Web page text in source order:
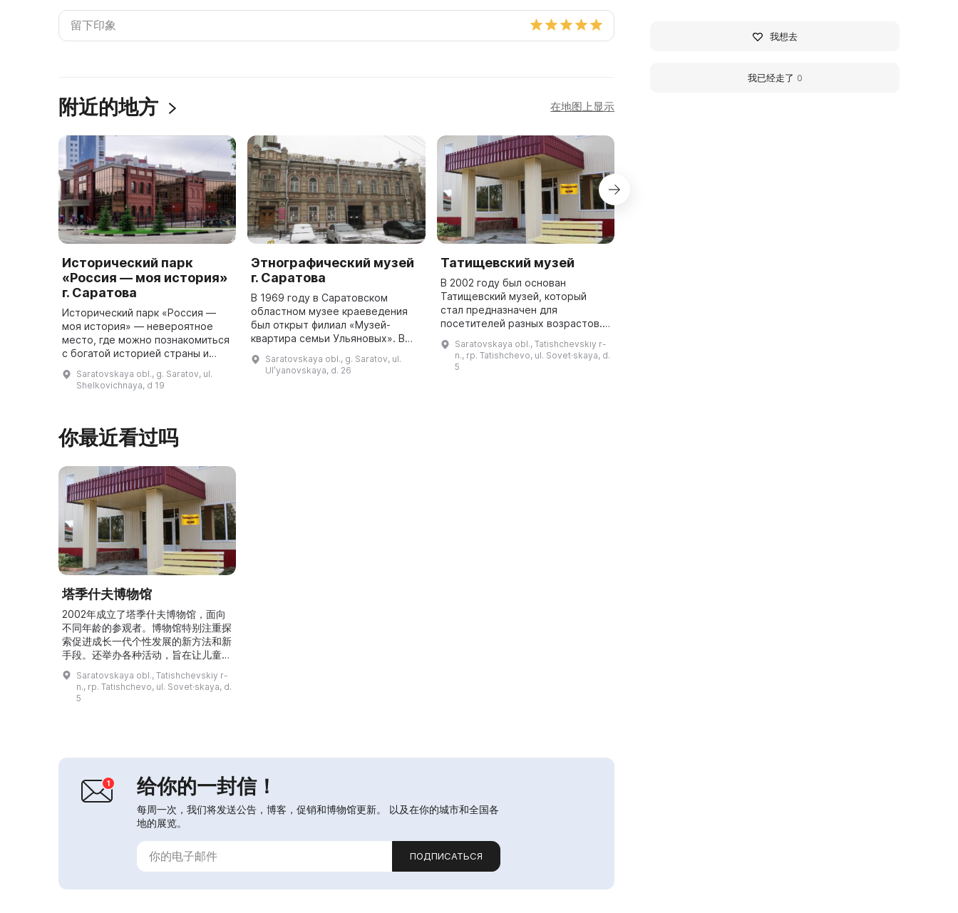
附近的地方 在地图上显示
Исторический парк
«Россия — моя история»
г. Саратова
Исторический парк «Россия —
моя история» — невероятное
место, где можно познакомиться
с богатой историей страны и
посещения. Здесь вы найдете
все необходимое для того,
Saratovskaya obl., g. Saratov, ul.
Shelkovichnaya, d 19
Этнографический музей
г. Саратова
В 1969 году в Саратовском
областном музее краеведения
был открыт филиал «Музей-
квартира семьи Ульяновых». В
переименован в Саратовский
этнографический музей. Здание,
Saratovskaya obl., g. Saratov, ul.
Ulʹyanovskaya, d. 26
Татищевский музей
В 2002 году был основан
Татищевский музей, который
стал предназначен для
посетителей разных возрастов.
поиску новых способов и
методик для развития личности
Saratovskaya obl., Tatishchevskiy r-
n., rp. Tatishchevo, ul. Sovet·skaya, d.
5
你最近看过吗
塔季什夫博物馆
2002年成立了塔季什夫博物馆，面向
不同年龄的参观者。博物馆特别注重探
索促进成长一代个性发展的新方法和新
手段。还举办各种活动，旨在让儿童和
成人接近民族文化的源流，培养对本地
区过去与现在的珍视之情。导览、讲
座、视频展示、见面会、互动游戏、民
与未来交汇的场所。...
Saratovskaya obl., Tatishchevskiy r-
n., rp. Tatishchevo, ul. Sovet·skaya, d.
5
给你的一封信！
每周一次，我们将发送公告，博客，促销和博物馆更新。 以及在你的城市和全国各
地的展览。
ПОДПИСАТЬСЯ
我想去
我已经走了 0